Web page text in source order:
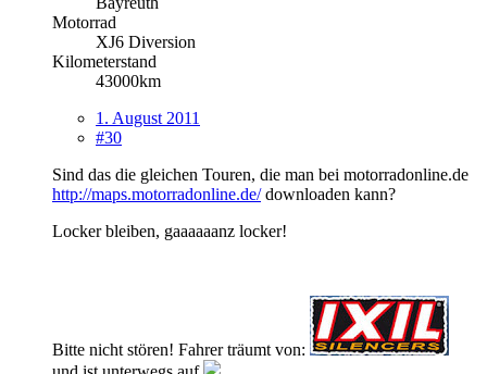
Motorrad
XJ6 Diversion
Kilometerstand
43000km
1. August 2011
#30
Sind das die gleichen Touren, die man bei motorradonline.de
http://maps.motorradonline.de/downloaden kann?
Locker bleiben, gaaaaaanz locker!
Bitte nicht stören! Fahrer träumt von: